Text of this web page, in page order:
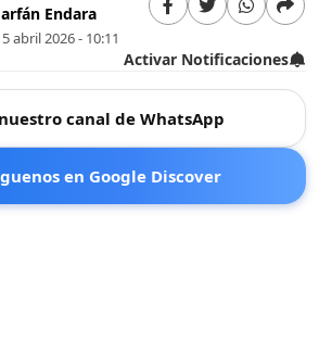
Endara
abril 2026 - 10:11
Activar Notificaciones
canal de WhatsApp
en Google Discover